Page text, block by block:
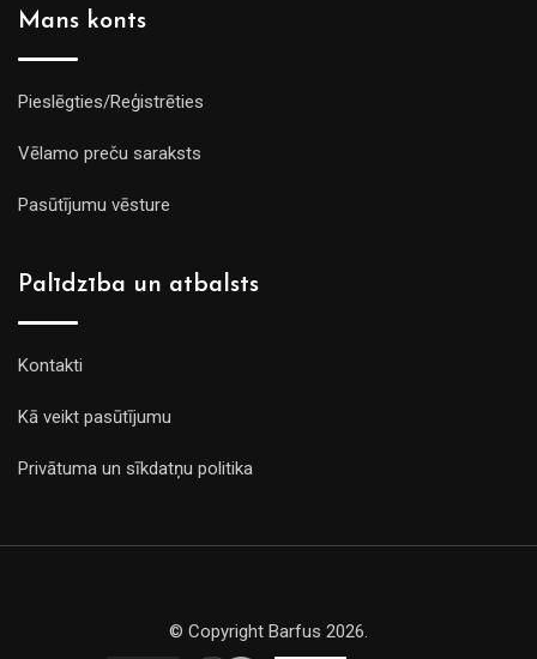
Mans konts
Pieslēgties/Reģistrēties
Vēlamo preču saraksts
Pasūtījumu vēsture
Palīdzība un atbalsts
Kontakti
Kā veikt pasūtījumu
Privātuma un sīkdatņu politika
© Copyright Barfus 2026.